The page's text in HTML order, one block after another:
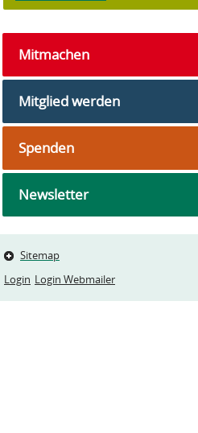
Mitmachen
Mitglied werden
Spenden
Newsletter
Sitemap
Login Login Webmailer